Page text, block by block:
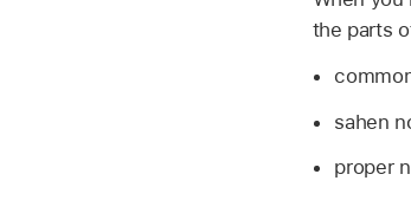
the parts
sahen
proper